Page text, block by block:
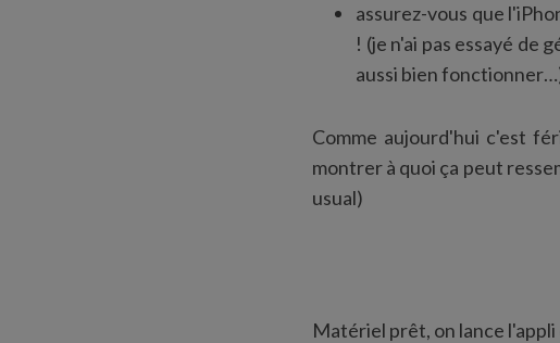
assurez-vous que
! (je n'ai pas essayé de
aussi bien
Comme aujourd'hui c'est
montrer à quoi ça peut
usual)
Matériel prêt, on lance l'appli